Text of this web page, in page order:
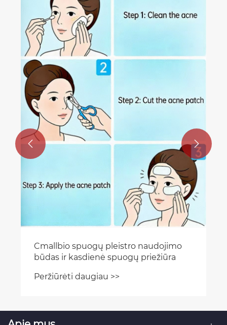
Cmallbio spuogų pleistro naudojimo
būdas ir kasdienė spuogų priežiūra
Peržiūrėti daugiau >>
 